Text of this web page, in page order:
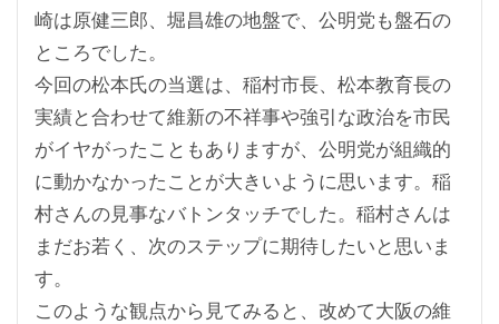
崎は原健三郎、堀昌雄の地盤で、公明党も盤石の
ところでした。
今回の松本氏の当選は、稲村市長、松本教育長の
実績と合わせて維新の不祥事や強引な政治を市民
がイヤがったこともありますが、公明党が組織的
に動かなかったことが大きいように思います。稲
村さんの見事なバトンタッチでした。稲村さんは
まだお若く、次のステップに期待したいと思いま
す。
このような観点から見てみると、改めて大阪の維